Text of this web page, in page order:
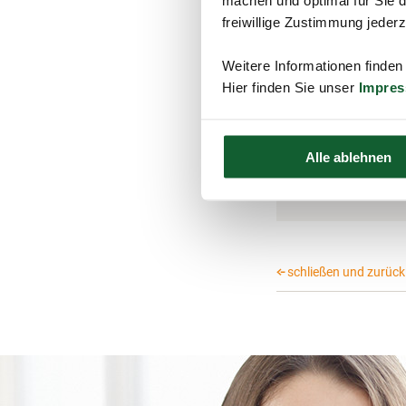
freiwillige Zustimmung
Weitere Informationen
Hier finden Sie unser
Alle ablehnen
der Rente.
Tipp:
Überprüfen Sie
Abzugsfähig
korrigiert werden.
schließen und